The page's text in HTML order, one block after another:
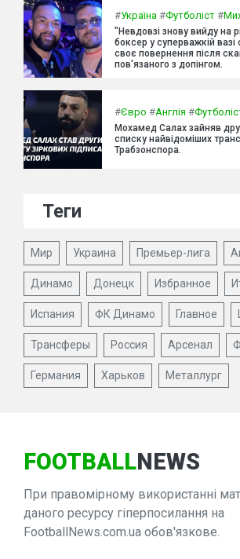
#Україна #Футболіст #
"Невдовзі знову вийду на
боксер у суперважкій вазі
своє повернення після
пов'язаного з допінгом.
#Євро #Англія #
Мохамед Салах зайняв
списку найвідоміших
Трабзонспора.
Теги
Мир Украина Премьер-лига
Динамо Донецк Избранное
Испания ФК Динамо Главное
Трансферы Россия Арсенал
Германия Харьков Металлург
FOOTBALLNEWS
При правомірному використанні
даного ресурсу гіперпосилання на
FootballNews.com.ua обов'язкове.